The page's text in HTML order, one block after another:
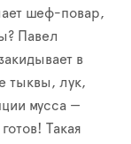
шеф-повар,
Павел
в
тыквы, лук,
мусса —
Такая